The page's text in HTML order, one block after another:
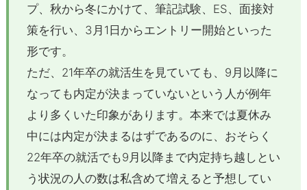
プ、秋から冬にかけて、筆記試験、 ES、面接対
策を行い、 3 月 1 日からエントリー開始といった
形です。
ただ、 21年卒の就活生を見ていても、 9 月以降に
なっても内定が決まっていないという人が例年
より多くいた印象があります。本来では夏休み
中には内定が決まるはずであるのに、おそらく
22年卒の就活でも9 月以降まで内定持ち越しとい
う状況の人の数は私含めて増えると予想してい